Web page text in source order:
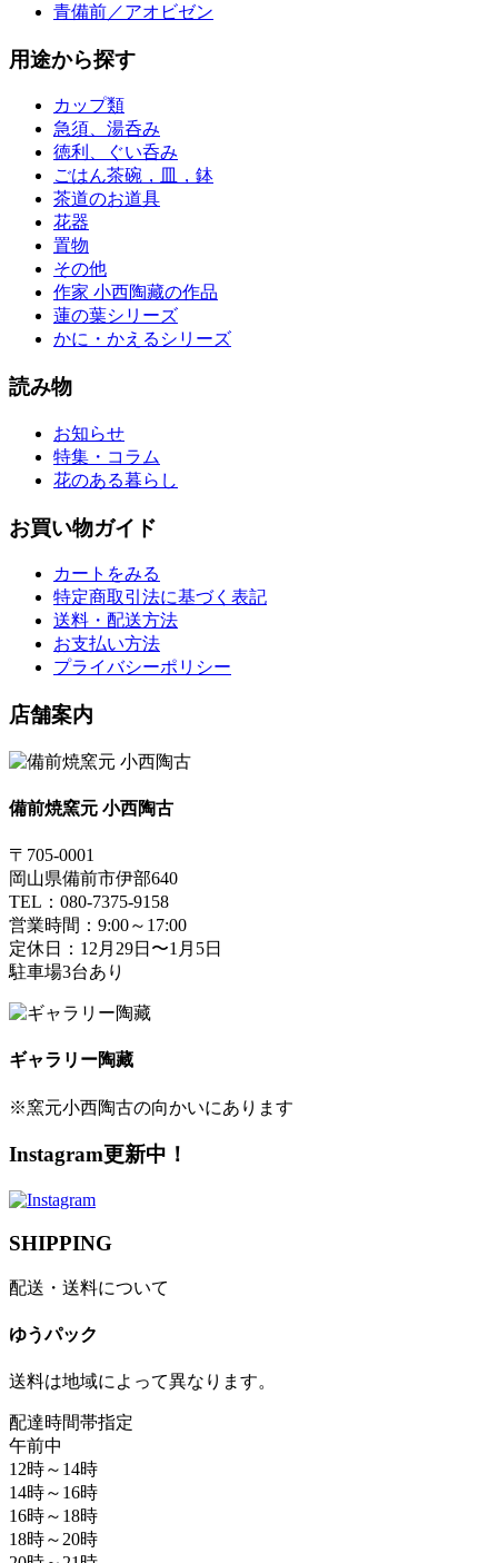
青備前／アオビゼン
用途から探す
カップ類
急須、湯呑み
徳利、ぐい呑み
ごはん茶碗，皿，鉢
茶道のお道具
花器
置物
その他
作家 小西陶藏の作品
蓮の葉シリーズ
かに・かえるシリーズ
読み物
お知らせ
特集・コラム
花のある暮らし
お買い物ガイド
カートをみる
特定商取引法に基づく表記
送料・配送方法
お支払い方法
プライバシーポリシー
店舗案内
備前焼窯元 小西陶古
〒705-0001
岡山県備前市伊部640
TEL：080-7375-9158
営業時間：9:00～17:00
定休日：12月29日〜1月5日
駐車場3台あり
ギャラリー陶藏
※窯元小西陶古の向かいにあります
Instagram更新中！
SHIPPING
配送・送料について
ゆうパック
送料は地域によって異なります。
配達時間帯指定
午前中
12時～14時
14時～16時
16時～18時
18時～20時